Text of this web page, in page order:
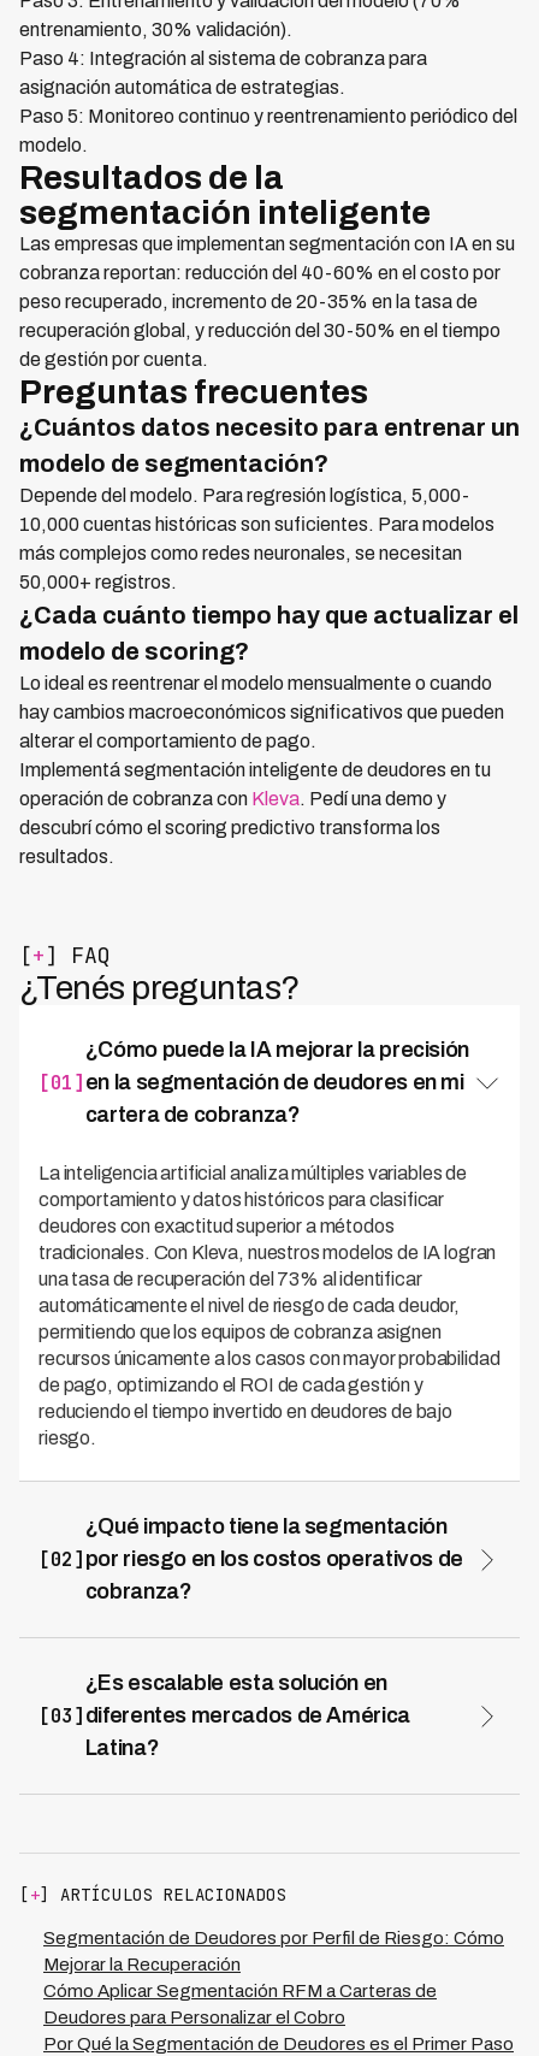
entrenamiento, 30% validación).
Paso 4: Integración al sistema de cobranza para
asignación automática de estrategias.
Paso 5: Monitoreo continuo y reentrenamiento periódico del
modelo.
Resultados de la
segmentación inteligente
Las empresas que implementan segmentación con IA en su
cobranza reportan: reducción del 40-60% en el costo por
peso recuperado, incremento de 20-35% en la tasa de
recuperación global, y reducción del 30-50% en el tiempo
de gestión por cuenta.
Preguntas frecuentes
¿Cuántos datos necesito para entrenar un
modelo de segmentación?
Depende del modelo. Para regresión logística, 5,000-
10,000 cuentas históricas son suficientes. Para modelos
más complejos como redes neuronales, se necesitan
50,000+ registros.
¿Cada cuánto tiempo hay que actualizar el
modelo de scoring?
Lo ideal es reentrenar el modelo mensualmente o cuando
hay cambios macroeconómicos significativos que pueden
alterar el comportamiento de pago.
Implementá segmentación inteligente de deudores en tu
operación de cobranza con Kleva. Pedí una demo y
descubrí cómo el scoring predictivo transforma los
resultados.
[+] FAQ
¿Tenés preguntas?
[01]
¿Cómo puede la IA mejorar la precisión
en la segmentación de deudores en mi
cartera de cobranza?
La inteligencia artificial analiza múltiples variables de
comportamiento y datos históricos para clasificar
deudores con exactitud superior a métodos
tradicionales. Con Kleva, nuestros modelos de IA logran
una tasa de recuperación del 73% al identificar
automáticamente el nivel de riesgo de cada deudor,
permitiendo que los equipos de cobranza asignen
recursos únicamente a los casos con mayor probabilidad
de pago, optimizando el ROI de cada gestión y
reduciendo el tiempo invertido en deudores de bajo
riesgo.
[02]
¿Qué impacto tiene la segmentación
por riesgo en los costos operativos de
cobranza?
innecesarias en deudores con baja probabilidad de
pago. Las empresas que implementan plataformas
como Kleva logran reducir sus costos operativos hasta
un 70% al automatizar la clasificación y personalizar
[03]
¿Es escalable esta solución en
diferentes mercados de América
Latina?
operamos en 7 países de América Latina, lo que
significa que tu organización puede implementar un
sistema de segmentación consistente y estandarizado
a través de toda tu operación regional, manteniendo la
precisión del 73% de tasa de recuperación
independientemente del mercado, mientras adapta las
estrategias de cobranza a las características locales de
cada país.
[+] ARTÍCULOS RELACIONADOS
Segmentación de Deudores por Perfil de Riesgo: Cómo
Mejorar la Recuperación
Cómo Aplicar Segmentación RFM a Carteras de
Deudores para Personalizar el Cobro
Por Qué la Segmentación de Deudores es el Primer Paso